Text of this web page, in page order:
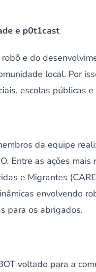
e p0t1cast
e do
local. Por
escolas públicas
da equipe
Entre as ações
e Migrantes
envolvendo
para os abrigados.
voltado para a